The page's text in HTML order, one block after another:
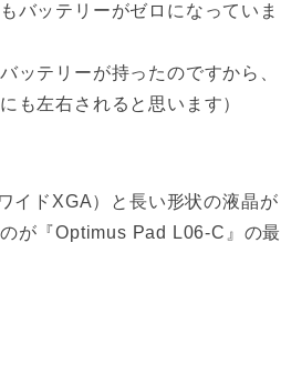
バッテリーがゼロになっていま
ッテリーが持ったのですから、
も左右されると思います）
イドXGA）と長い形状の液晶が
が『Optimus Pad L06-C』の最